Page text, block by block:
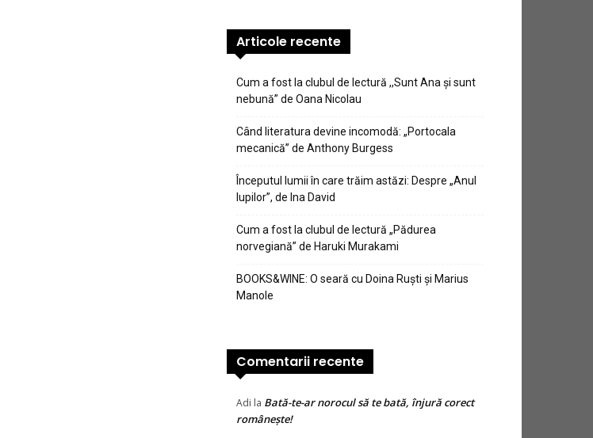
Articole recente
Cum a fost la clubul de lectură ,,Sunt Ana şi sunt
nebună” de Oana Nicolau
Când literatura devine incomodă: „Portocala
mecanică” de Anthony Burgess
Începutul lumii în care trăim astăzi: Despre „Anul
lupilor”, de Ina David
Cum a fost la clubul de lectură „Pădurea
norvegiană” de Haruki Murakami
BOOKS&WINE: O seară cu Doina Ruști și Marius
Manole
Comentarii recente
Adi la Bată-te-ar norocul să te bată, înjură corect
românește!